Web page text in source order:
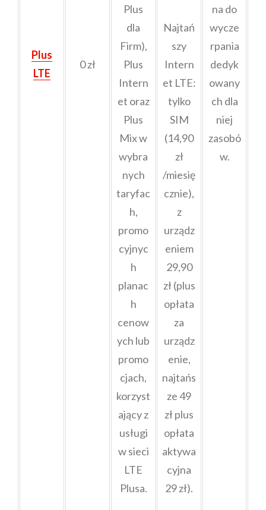
Plus
LTE
0 zł
Plus
dla
Firm),
Plus
Intern
et oraz
Plus
Mix w
wybra
nych
taryfac
h,
promo
cyjnyc
h
planac
h
cenow
ych lub
promo
cjach,
korzyst
ający z
usługi
w sieci
LTE
Plusa.
Najtań
szy
Intern
et LTE:
tylko
SIM
(14,90
zł
/miesię
cznie),
z
urządz
eniem
29,90
zł (plus
opłata
za
urządz
enie,
najtańs
ze 49
zł plus
opłata
aktywa
cyjna
29 zł).
na do
wycze
rpania
dedyk
owany
ch dla
niej
zasobó
w.